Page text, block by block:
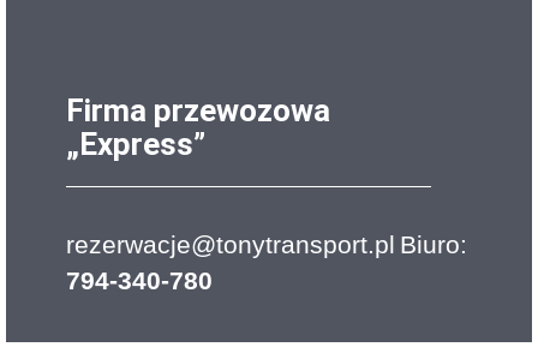
Firma przewozowa
„Express”
rezerwacje@tonytransport.pl Biuro:
794-340-780